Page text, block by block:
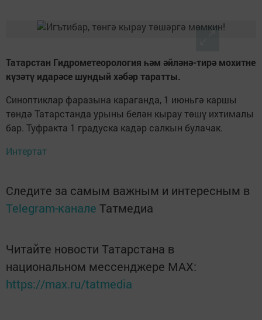
Татарстан Гидрометеорология һәм әйләнә-тирә мохитне
күзәтү идарәсе шундый хәбәр таратты.
Синоптиклар фаразына караганда, 1 июньгә каршы
төндә Татарстанда урыны белән кырау төшү ихтималы
бар. Туфракта 1 градуска кадәр салкын булачак.
Интертат
Следите за самым важным и интересным в
Telegram-канале Татмедиа
Читайте новости Татарстана в
национальном мессенджере MАХ:
https://max.ru/tatmedia